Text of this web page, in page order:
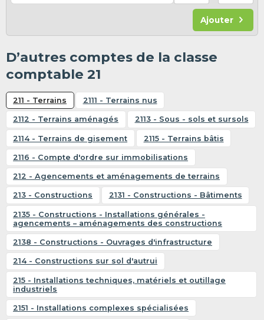
Ajouter
D’autres comptes de la classe
comptable 21
211 - Terrains 2111 - Terrains nus
2112 - Terrains aménagés 2113 - Sous - sols et sursols
2114 - Terrains de gisement 2115 - Terrains bâtis
2116 - Compte d'ordre sur immobilisations
212 - Agencements et aménagements de terrains
213 - Constructions 2131 - Constructions - Bâtiments
2135 - Constructions - Installations générales -
agencements – aménagements des constructions
2138 - Constructions - Ouvrages d'infrastructure
214 - Constructions sur sol d'autrui
215 - Installations techniques, matériels et outillage
industriels
2151 - Installations complexes spécialisées